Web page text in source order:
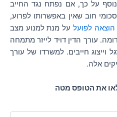
על כך, אם נפתח נגד החייב
חוב שאין באפשרותו לפרוע,
הוצאה לפועל על מנת למנוע מצב
עורך הדין דויד לייזר מתמחה
וייצוג חייבים. למשרדו של עורך
אלה.
את הטופס מטה